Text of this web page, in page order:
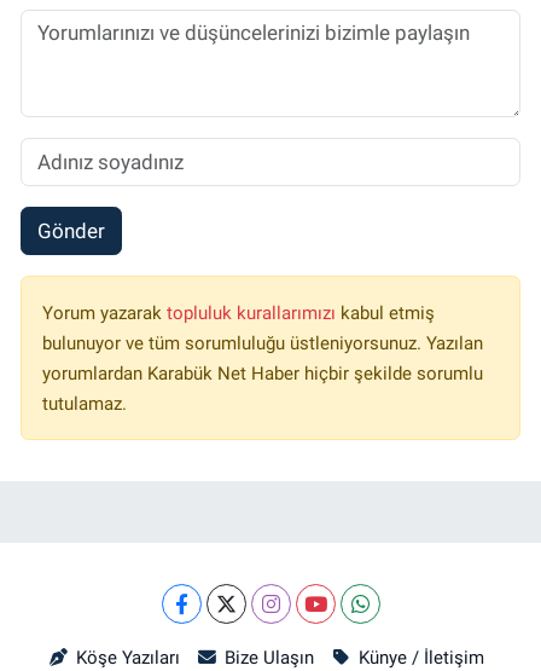
Gönder
Yorum yazarak topluluk kurallarımızı kabul etmiş
bulunuyor ve tüm sorumluluğu üstleniyorsunuz. Yazılan
yorumlardan Karabük Net Haber hiçbir şekilde sorumlu
tutulamaz.
Köşe Yazıları Bize Ulaşın
Künye / İletişim